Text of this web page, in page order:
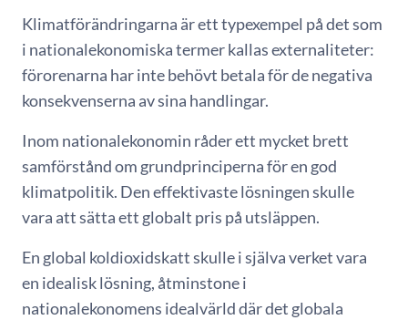
Klimatförändringarna är ett typexempel på det som
i nationalekonomiska termer kallas externaliteter:
förorenarna har inte behövt betala för de negativa
konsekvenserna av sina handlingar.
Inom nationalekonomin råder ett mycket brett
samförstånd om grundprinciperna för en god
klimatpolitik. Den effektivaste lösningen skulle
vara att sätta ett globalt pris på utsläppen.
En global koldioxidskatt skulle i själva verket vara
en idealisk lösning, åtminstone i
nationalekonomens idealvärld där det globala